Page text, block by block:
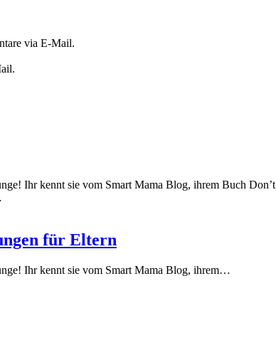
via E-Mail.
Ihr kennt sie vom Smart Mama Blog, ihrem Buch
für Eltern
Ihr kennt sie vom Smart Mama Blog, ihrem…